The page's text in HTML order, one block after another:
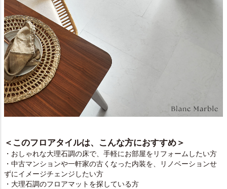
＜このフロアタイルは、こんな方におすすめ＞
・おしゃれな大理石調の床で、手軽にお部屋をリフォームしたい方
・中古マンションや一軒家の古くなった内装を、リノベーションせ
ずにイメージチェンジしたい方
・大理石調のフロアマットを探している方